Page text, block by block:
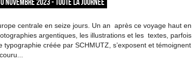
NOVEMBRE 2023 - TOUTE LA JOURNÉE
centrale en seize jours. Un an après ce voyage haut en
argentiques, les illustrations et les textes, parfois
typographie créée par SCHMUTZ, s’exposent et témoignent